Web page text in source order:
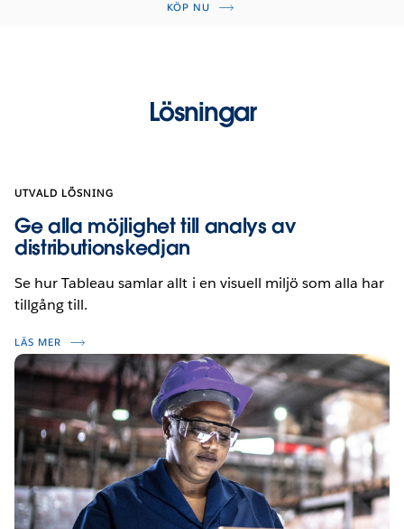
KÖP NU
Lösningar
UTVALD LÖSNING
Ge alla möjlighet till analys av
distributionskedjan
Se hur Tableau samlar allt i en visuell miljö som alla har
tillgång till.
LÄS MER